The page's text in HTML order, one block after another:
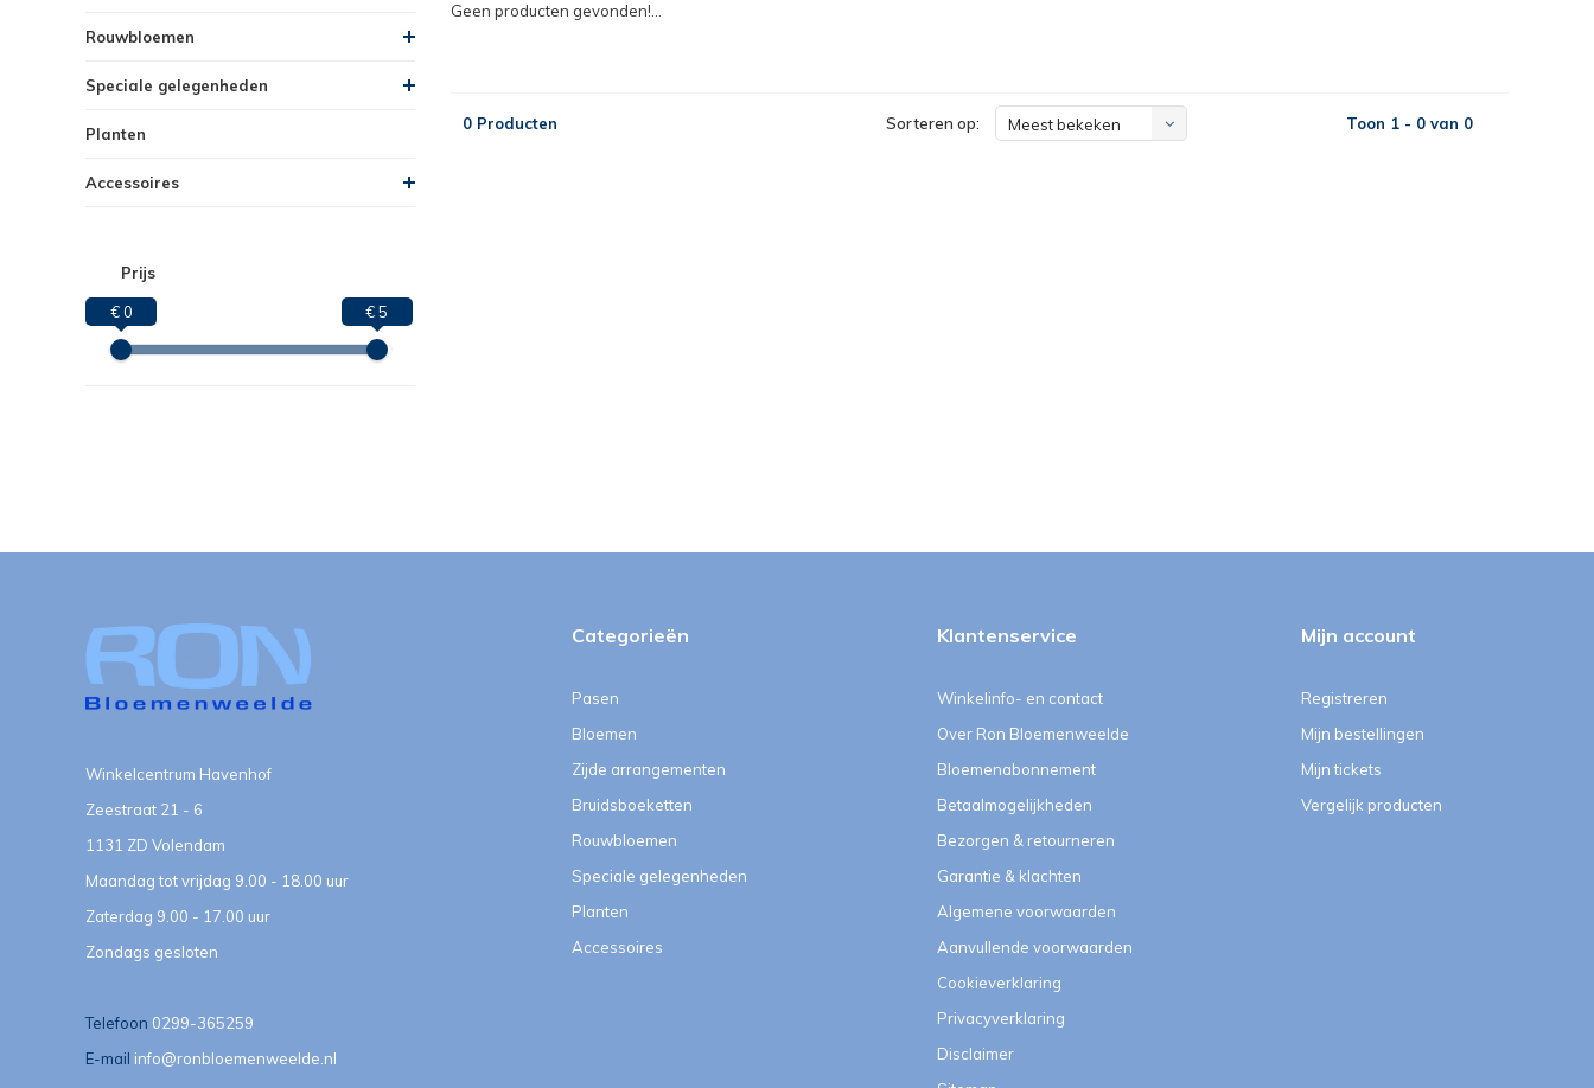
Rouwbloemen
Speciale gelegenheden
Planten
Accessoires
Prijs
€ 0 € 5
Geen producten gevonden!...
0 Producten Sorteren op: Meest bekeken Toon 1 - 0 van 0
Winkelcentrum Havenhof
Zeestraat 21 - 6
1131 ZD Volendam
Maandag tot vrijdag 9.00 - 18.00 uur
Zaterdag 9.00 - 17.00 uur
Zondags gesloten
Telefoon 0299-365259
E-mail info@ronbloemenweelde.nl
Categorieën
Pasen
Bloemen
Zijde arrangementen
Bruidsboeketten
Rouwbloemen
Speciale gelegenheden
Planten
Accessoires
Klantenservice
Winkelinfo- en contact
Over Ron Bloemenweelde
Bloemenabonnement
Betaalmogelijkheden
Bezorgen & retourneren
Garantie & klachten
Algemene voorwaarden
Aanvullende voorwaarden
Cookieverklaring
Privacyverklaring
Disclaimer
Mijn account
Registreren
Mijn bestellingen
Mijn tickets
Vergelijk producten